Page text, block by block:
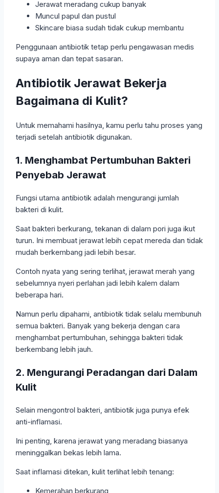
Jerawat meradang cukup banyak
Muncul papul dan pustul
Skincare biasa sudah tidak cukup membantu
Penggunaan antibiotik tetap perlu pengawasan medis
supaya aman dan tepat sasaran.
Antibiotik Jerawat Bekerja
Bagaimana di Kulit?
Untuk memahami hasilnya, kamu perlu tahu proses yang
terjadi setelah antibiotik digunakan.
1. Menghambat Pertumbuhan Bakteri
Penyebab Jerawat
Fungsi utama antibiotik adalah mengurangi jumlah
bakteri di kulit.
Saat bakteri berkurang, tekanan di dalam pori juga ikut
turun. Ini membuat jerawat lebih cepat mereda dan tidak
mudah berkembang jadi lebih besar.
Contoh nyata yang sering terlihat, jerawat merah yang
sebelumnya nyeri perlahan jadi lebih kalem dalam
beberapa hari.
Namun perlu dipahami, antibiotik tidak selalu membunuh
semua bakteri. Banyak yang bekerja dengan cara
menghambat pertumbuhan, sehingga bakteri tidak
berkembang lebih jauh.
2. Mengurangi Peradangan dari Dalam
Kulit
Selain mengontrol bakteri, antibiotik juga punya efek
anti-inflamasi.
Ini penting, karena jerawat yang meradang biasanya
meninggalkan bekas lebih lama.
Saat inflamasi ditekan, kulit terlihat lebih tenang:
Kemerahan berkurang